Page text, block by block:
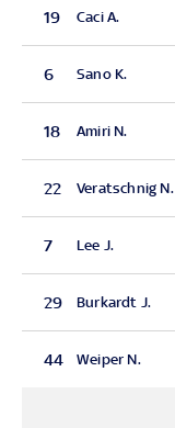
19 Caci A.
6 Sano K.
18 Amiri N.
22 Veratschnig N.
7 Lee J.
29 Burkardt J.
44 Weiper N.